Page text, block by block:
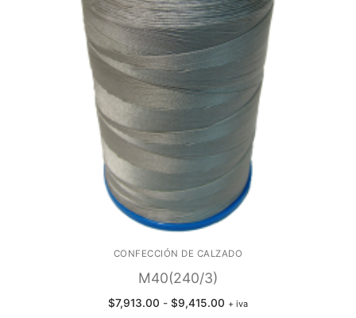
CONFECCIÓN DE CALZADO
M40(240/3)
$7,913.00 - $9,415.00 Rango
+ iva